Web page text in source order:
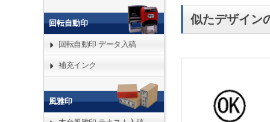
似たデザイン
回転自動印
回転自動印 データ入稿
補充インク
風雅印